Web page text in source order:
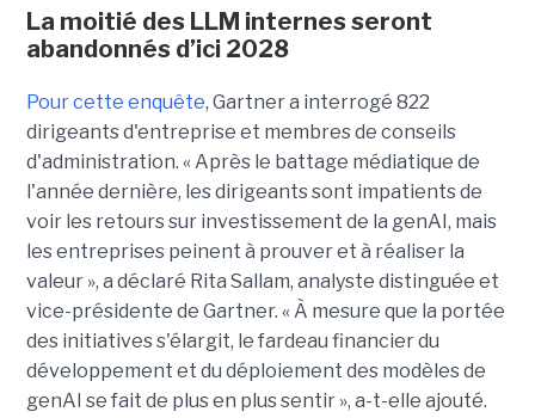
La moitié des LLM internes seront
abandonnés d’ici 2028
Pour cette enquête, Gartner a interrogé 822
dirigeants d'entreprise et membres de conseils
d'administration. « Après le battage médiatique de
l'année dernière, les dirigeants sont impatients de
voir les retours sur investissement de la genAI, mais
les entreprises peinent à prouver et à réaliser la
valeur », a déclaré Rita Sallam, analyste distinguée et
vice-présidente de Gartner. « À mesure que la portée
des initiatives s'élargit, le fardeau financier du
développement et du déploiement des modèles de
genAI se fait de plus en plus sentir », a-t-elle ajouté.